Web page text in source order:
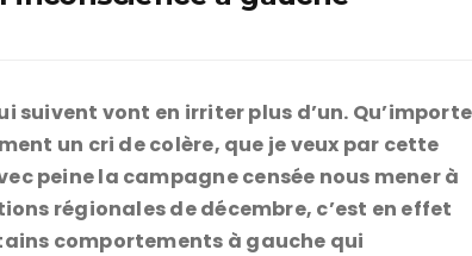
suivent vont en irriter plus d’un. Qu’importe
un cri de colère, que je veux par cette
peine la campagne censée nous mener à
régionales de décembre, c’est en effet
comportements à gauche qui